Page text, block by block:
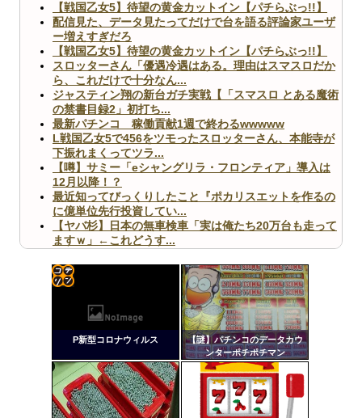
【戦国乙女5】待望の黄金カットイン【パチらぶっ!!】
配信見た、データ見たってだけで台を語る評論家ユーザ
ー増えすぎだろ
【戦国乙女5】待望の黄金カットイン【パチらぶっ!!】
スロッターさん「優遇冷遇はある。理由はスマスロだか
ら、これだけで十分なん...
ジャスティン翔の新台ガチ実戦【「スマスロ とある魔術
の禁書目録2」初打ち...
最新パチンコ 稼働貢献1週で終わるwwwww
L戦国乙女5で456をツモったスロッターさん、本能寺が
下振れまくってツラ...
【噂】サミー「eシャングリラ・フロンティア」導入は
12月以降！？
最近知ってびっくりしたこと『ポカリスエットを作るの
に億単位先行投資してい...
【ヤバ杉】日本の無車検車「実は俺たち20万台も走って
ますｗ」←これどうす...
【画像】ペプシコーラ社、「こういうのでいいんだよ」
な新商品を発売
Powered by livedoor 相互RSS
P新型コロナウィルス
【謎】パチンコのデータカウ
ンターポチポチマン
定リ
ンク
自動